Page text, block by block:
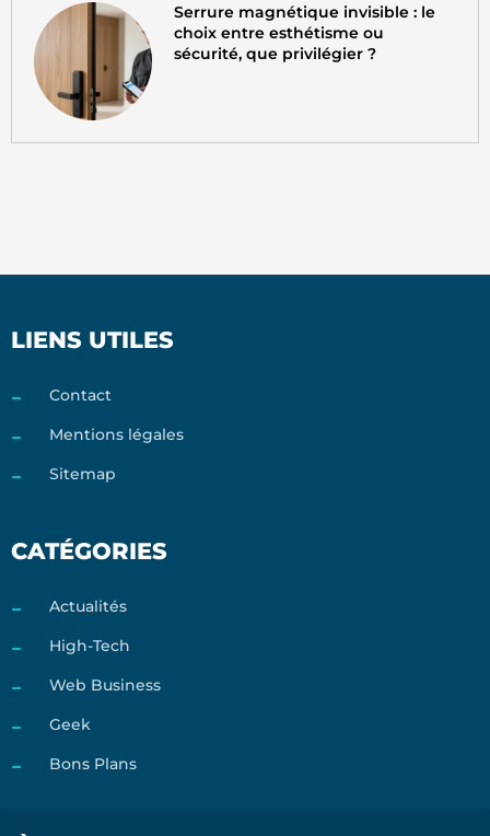
Serrure magnétique invisible : le
choix entre esthétisme ou
sécurité, que privilégier ?
LIENS UTILES
Contact
Mentions légales
Sitemap
CATÉGORIES
Actualités
High-Tech
Web Business
Geek
Bons Plans